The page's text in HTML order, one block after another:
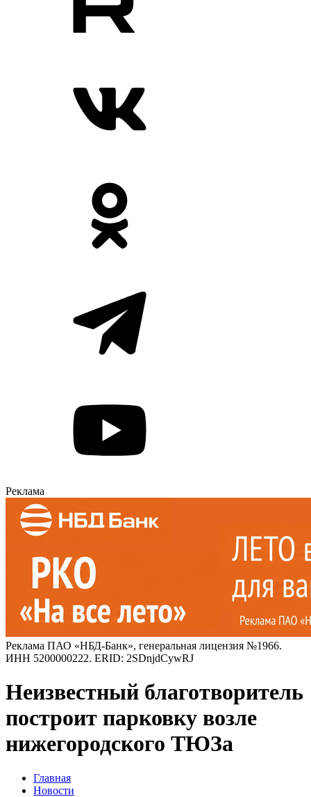
Реклама
Реклама ПАО «НБД-Банк», генеральная лицензия №1966.
ИНН 5200000222. ERID: 2SDnjdCywRJ
Неизвестный благотворитель
построит парковку возле
нижегородского ТЮЗа
Главная
Новости